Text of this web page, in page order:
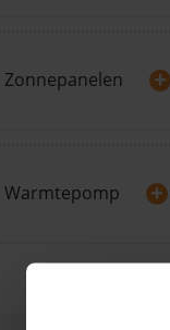
Zonnepanelen +
Warmtepomp +